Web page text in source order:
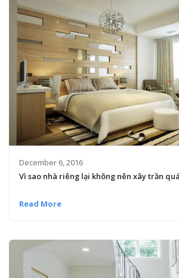
December 6, 2016
Vì sao nhà riêng lại không nên xây trần
Read More